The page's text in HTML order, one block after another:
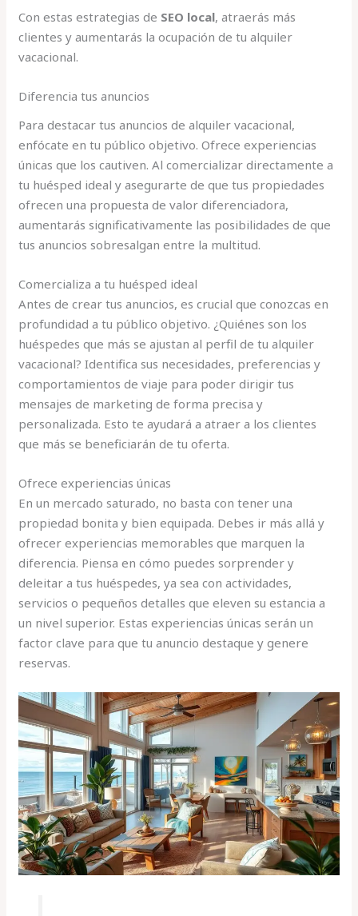
Con estas estrategias de SEO local, atraerás más
clientes y aumentarás la ocupación de tu alquiler
vacacional.
Diferencia tus anuncios
Para destacar tus anuncios de alquiler vacacional,
enfócate en tu público objetivo. Ofrece experiencias
únicas que los cautiven. Al comercializar directamente a
tu huésped ideal y asegurarte de que tus propiedades
ofrecen una propuesta de valor diferenciadora,
aumentarás significativamente las posibilidades de que
tus anuncios sobresalgan entre la multitud.
Comercializa a tu huésped ideal
Antes de crear tus anuncios, es crucial que conozcas en
profundidad a tu público objetivo. ¿Quiénes son los
huéspedes que más se ajustan al perfil de tu alquiler
vacacional? Identifica sus necesidades, preferencias y
comportamientos de viaje para poder dirigir tus
mensajes de marketing de forma precisa y
personalizada. Esto te ayudará a atraer a los clientes
que más se beneficiarán de tu oferta.
Ofrece experiencias únicas
En un mercado saturado, no basta con tener una
propiedad bonita y bien equipada. Debes ir más allá y
ofrecer experiencias memorables que marquen la
diferencia. Piensa en cómo puedes sorprender y
deleitar a tus huéspedes, ya sea con actividades,
servicios o pequeños detalles que eleven su estancia a
un nivel superior. Estas experiencias únicas serán un
factor clave para que tu anuncio destaque y genere
reservas.